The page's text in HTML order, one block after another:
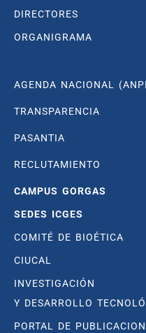
DIRECTORES
ORGANIGRAMA
AGENDA NACIONAL
TRANSPARENCIA
PASANTIA
RECLUTAMIENTO
CAMPUS GORGAS
SEDES ICGES
COMITÉ DE BIOÉTICA
CIUCAL
INVESTIGACIÓN
Y DESARROLLO
PORTAL DE